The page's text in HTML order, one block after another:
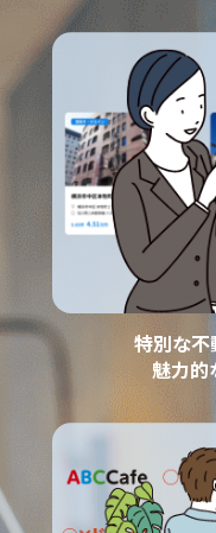
特別な不
魅力的